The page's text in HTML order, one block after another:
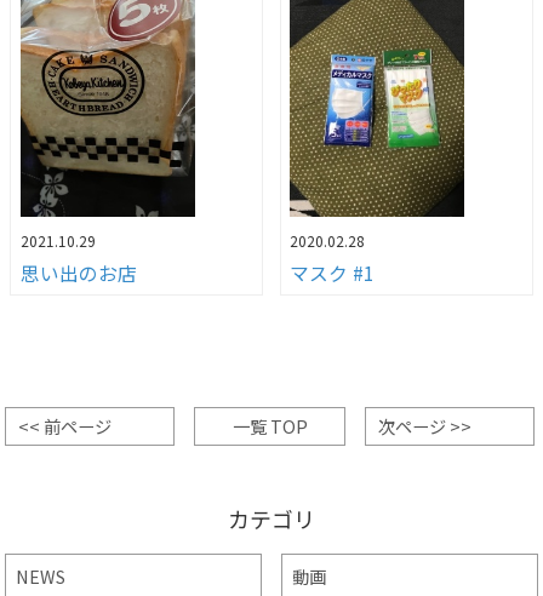
2021.10.29
思い出のお店
2020.02.28
マスク #1
<< 前ページ 一覧 TOP 次ページ >>
カテゴリ
NEWS 動画